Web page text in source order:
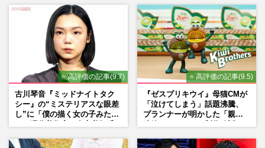
⭐ 高評価の記事(9.7)
古川琴音『ミッドナイトタク
シー』の“ミステリアスな眼差
し”に「僕の描く女の子みた
⭐ 高評価の記事(9.5)
『ゼスプリキウイ』母猫CMが
「泣けてしまう」話題沸騰、
プランナーが明かした「親に